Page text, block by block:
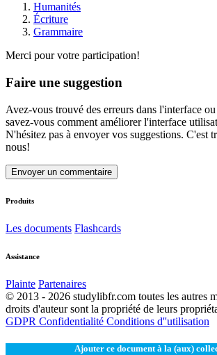
Humanités
Écriture
Grammaire
Merci pour votre participation!
Faire une suggestion
Avez-vous trouvé des erreurs dans l'interface
savez-vous comment améliorer l'interface
N'hésitez pas à envoyer vos suggestions. C'est
nous!
Envoyer un commentaire
Produits
Les documents Flashcards
Assistance
Plainte Partenaires
© 2013 - 2026 studylibfr.com toutes les autres
droits d'auteur sont la propriété de leurs
GDPR Confidentialité Conditions d''utilisation
Ajouter ce document à la (aux)